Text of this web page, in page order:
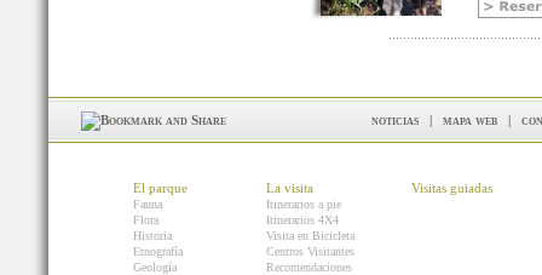
noticias | mapa web |
El parque
Fauna
Flora
Historia
Etnografía
Geología
La visita
Itinerarios a pie
Itinerarios 4X4
Visita en Bicicleta
Centros Visitantes
Recomendaciones
Visitas guiadas